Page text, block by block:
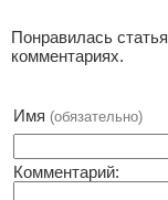
Понравилась
комментариях.
Имя (обязательно)
Комментарий: